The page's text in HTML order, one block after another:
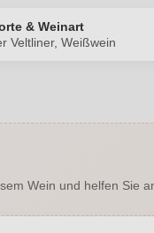
& Weinart
Veltliner, Weißwein
Wein und helfen Sie